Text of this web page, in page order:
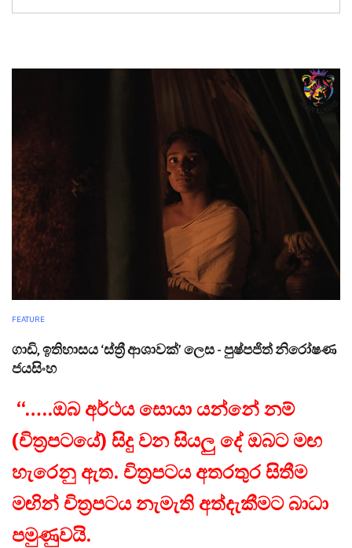
FEATURE
ගාඩි, ඉතිහාසය ‘ස්ත්‍රී ආශාවක්’ ලෙස - පුෂ්පජිත් නිරෝෂණ
ජයසිංහ
“…..ඔබ අර්ථය සොයා යන්නේ නම්
(චිත්‍රපටයේ) සිදු වන සියලු දේ ඔබට මඟ
හැරෙනු ඇත. චිත්‍රපටය අතරතුර සිතීම
මඟින් චිත්‍රපටය නැමැති අත්දැකීමට බාධා
පමුණුවයි.